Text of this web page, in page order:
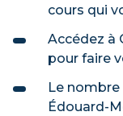
cours qui
Accédez à
pour faire
Le
Édouard-